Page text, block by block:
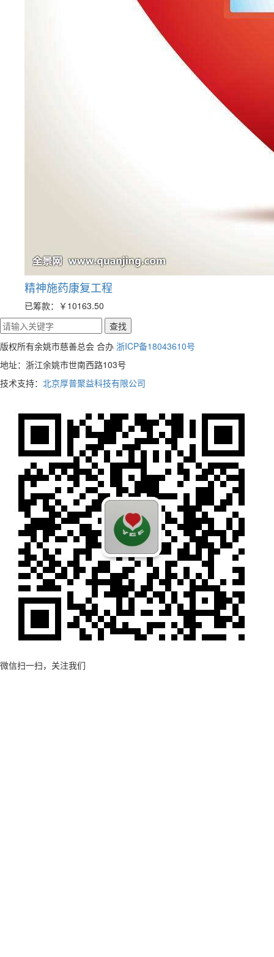
精神施药康复工程
已筹款： ￥10163.50
版权所有余姚市慈善总会 合办 浙ICP备18043610号
地址：浙江余姚市世南西路103号
技术支持： 北京厚普聚益科技有限公司
微信扫一扫，关注我们